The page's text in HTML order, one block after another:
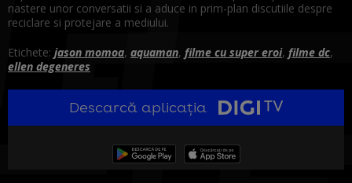
nastere unor conversatii si a aduce in prim-plan discutiile despre
reciclare si protejare a mediului.
Etichete: jason momoa, aquaman, filme cu super eroi, filme dc,
ellen degeneres
Descarcă aplicația